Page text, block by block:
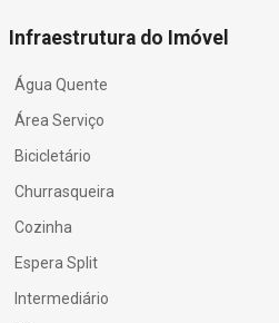
Infraestrutura do Imóvel
Água Quente
Área Serviço
Bicicletário
Churrasqueira
Cozinha
Espera Split
Intermediário